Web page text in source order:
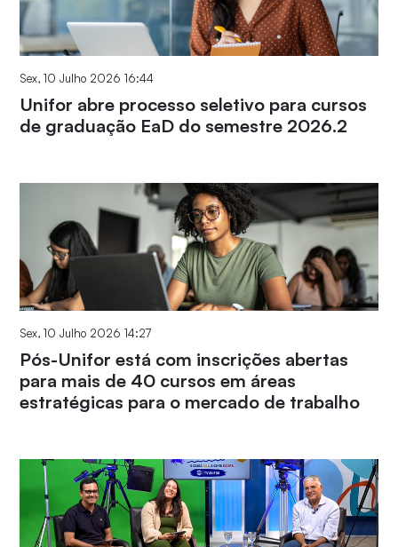
Sex, 10 Julho 2026 16:44
Unifor abre processo seletivo para cursos
de graduação EaD do semestre 2026.2
Sex, 10 Julho 2026 14:27
Pós-Unifor está com inscrições abertas
para mais de 40 cursos em áreas
estratégicas para o mercado de trabalho